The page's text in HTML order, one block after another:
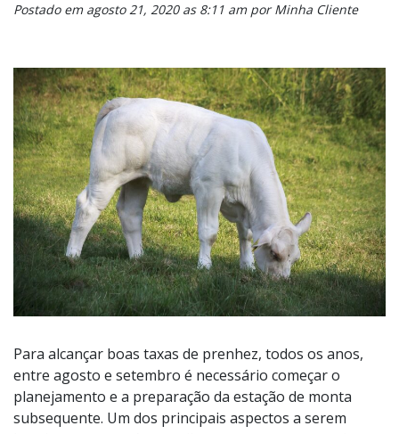
Postado em agosto 21, 2020 as 8:11 am por Minha Cliente
Para alcançar boas taxas de prenhez, todos os anos,
entre agosto e setembro é necessário começar o
planejamento e a preparação da estação de monta
subsequente. Um dos principais aspectos a serem